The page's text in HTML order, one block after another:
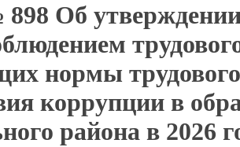
Об
нормы
коррупции в
района в 2026